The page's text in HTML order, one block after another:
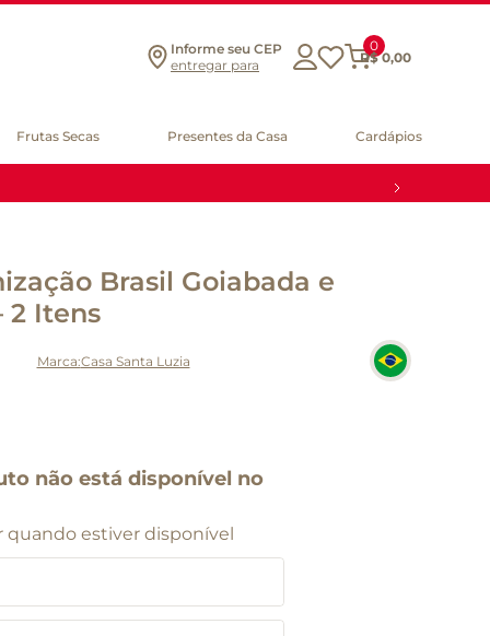
Informe seu CEP
entregar para
0
R$ 0,00
Frutas Secas Presentes da Casa Cardápios
Brasil Goiabada e
2 Itens
Casa Santa Luzia
não está disponível no
quando estiver disponível